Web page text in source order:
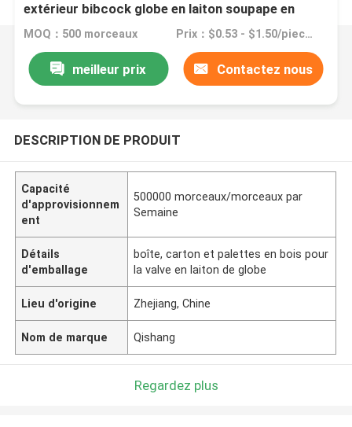
extérieur bibcock globe en laiton soupape en
laiton
MOQ：500 morceaux Prix：$0.53 - $1.50/pieces
meilleur prix Contactez nous
DESCRIPTION DE PRODUIT
Capacité
d'approvisionnem
ent
500000 morceaux/morceaux par
Semaine
Détails
d'emballage
boîte, carton et palettes en bois pour
la valve en laiton de globe
Lieu d'origine Zhejiang, Chine
Nom de marque Qishang
Regardez plus